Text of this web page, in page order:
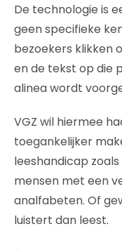
De technologie is
geen specifieke
bezoekers klikken
en de tekst op die
alinea wordt
VGZ wil hiermee
toegankelijker
leeshandicap
mensen met een
analfabeten. Of
luistert dan leest.